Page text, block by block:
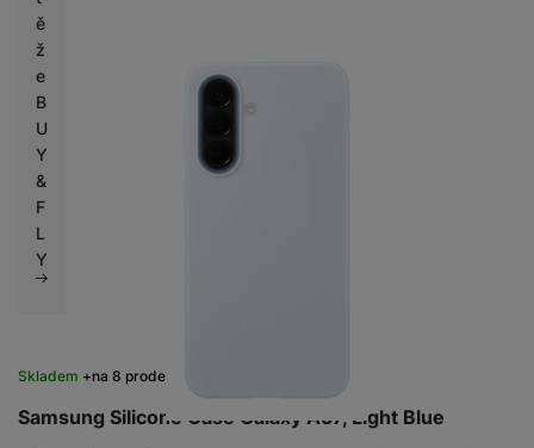
ě
ž
e
B
U
Y
&
F
L
Y
Samsung Silicone Case Galaxy A57, Light Blue
Skladem na 8 prodejnách